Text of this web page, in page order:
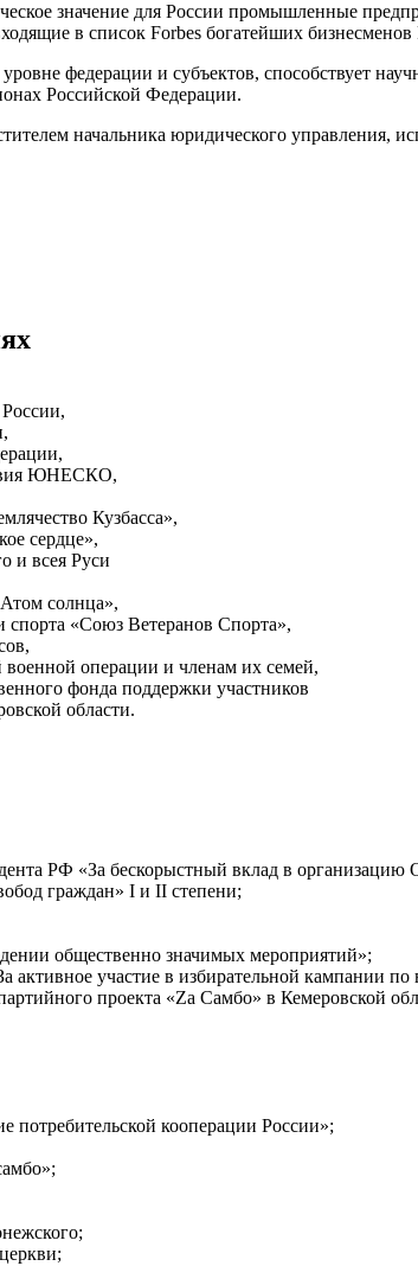
значение для России промышленные
в список Forbes богатейших бизнесменов
федерации и субъектов, способствует
Российской Федерации.
начальника юридического
ЮНЕСКО,
Кузбасса»,
сердце»,
и всея Руси
солнца»,
спорта «Союз Ветеранов Спорта»,
операции и членам их семей,
фонда поддержки участников
области.
РФ «За бескорыстный вклад в
граждан» I и II степени;
общественно значимых мероприятий»;
активное участие в избирательной кампании
проекта «Za Самбо» в Кемеровской
потребительской кооперации России»;